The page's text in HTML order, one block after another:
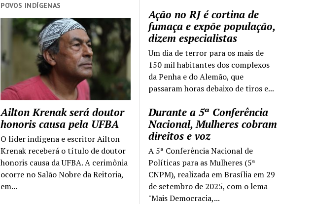
Ação no RJ é cortina de
fumaça e expõe população,
dizem especialistas
Um dia de terror para os mais de
150 mil habitantes dos complexos
da Penha e do Alemão, que
passaram horas debaixo de tiros e...
Durante a 5ª Conferência
Nacional, Mulheres cobram
direitos e voz
A 5ª Conferência Nacional de
Políticas para as Mulheres (5ª
CNPM), realizada em Brasília em 29
de setembro de 2025, com o lema
"Mais Democracia,...
POVOS INDÍGENAS
Ailton Krenak será doutor
honoris causa pela UFBA
O líder indígena e escritor Ailton
Krenak receberá o título de doutor
honoris causa da UFBA. A cerimônia
ocorre no Salão Nobre da Reitoria,
em...